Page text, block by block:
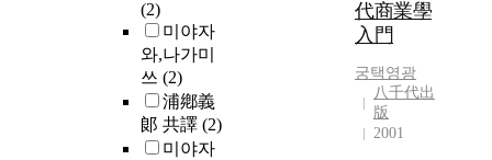
(2)
미야자
와,나가미
쓰 (2)
浦鄕義
郞 共譯 (2)
미야자
代商業學
入門
궁택영광
八千代出
版
2001